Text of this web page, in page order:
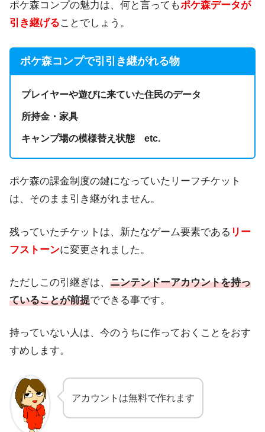
ポケ森コンプの魅力は、何と言ってもポケ森データが
引き継げることでしょう。
ポケ森コンプで引引き継がれる物
プレイヤーや遊びに来ていた住民のデータ
所持金・家具
キャンプ場の模様替え状態 etc.
ポケ森の課金制度の鍵になっていたリーフチケット
は、そのまま引き継がれません。
残っていたチケットは、新たなゲーム要素である リー
フストーンに変更されました。
ただしこの引継ぎは、 ニンテンドーアカウントを持っ
ていることが前提でできる事です。
持っていない人は、今のうちに作っておくことをおす
すめします。
アカウントは無料で作れます